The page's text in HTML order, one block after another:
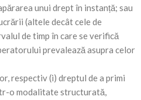
unui drept în instanță; sau
(altele decât cele de
de timp în care se verifică
prevalează asupra celor
respectiv (i) dreptul de a primi
o modalitate structurată,